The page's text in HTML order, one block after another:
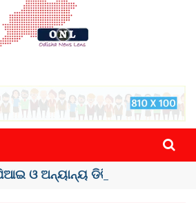
ଓ ଅନ୍ୟାନ୍ୟ ଡିଜିଟାଲ୍ ନେଣଦେଣ ...